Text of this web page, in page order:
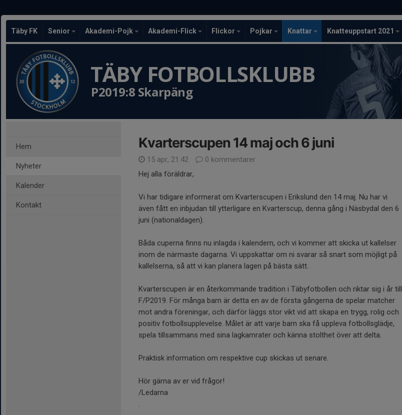
Täby FK Senior Akademi-Pojk Akademi-Flick Flickor Pojkar Knattar Knatteuppstart 2021
TÄBY FOTBOLLSKLUBB
P2019:8 Skarpäng
Hem
Nyheter
Kalender
Kontakt
Kvarterscupen 14 maj och 6 juni
15 apr, 21:42
0 kommentarer
Hej alla föräldrar,
Vi har tidigare informerat om Kvarterscupen i Erikslund den 14 maj. Nu har vi
även fått en inbjudan till ytterligare en Kvarterscup, denna gång i Näsbydal den 6
juni (nationaldagen).
Båda cuperna finns nu inlagda i kalendern, och vi kommer att skicka ut kallelser
inom de närmaste dagarna. Vi uppskattar om ni svarar så snart som möjligt på
kallelserna, så att vi kan planera lagen på bästa sätt.
Kvarterscupen är en återkommande tradition i Täbyfotbollen och riktar sig i år till
F/P2019. För många barn är detta en av de första gångerna de spelar matcher
mot andra föreningar, och därför läggs stor vikt vid att skapa en trygg, rolig och
positiv fotbollsupplevelse. Målet är att varje barn ska få uppleva fotbollsglädje,
spela tillsammans med sina lagkamrater och känna stolthet över att delta.
Praktisk information om respektive cup skickas ut senare.
Hör gärna av er vid frågor!
/Ledarna
.